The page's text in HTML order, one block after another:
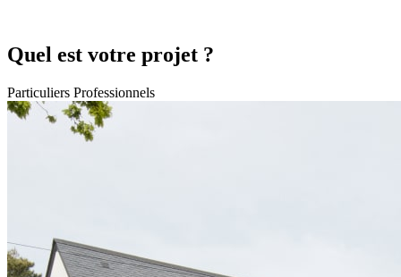
Quel est votre projet ?
Particuliers Professionnels